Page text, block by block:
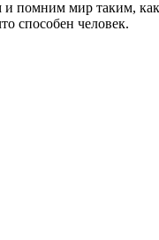
помним мир таким,
способен человек.